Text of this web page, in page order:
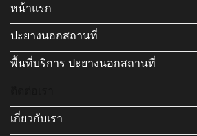
หน้าแรก
ปะยางนอกสถานที่
พื้นที่บริการ ปะยางนอกสถานที่
เกี่ยวกับเรา